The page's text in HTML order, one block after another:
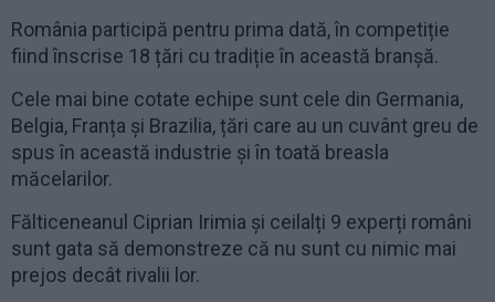
România participă pentru prima dată, în competiție
fiind înscrise 18 țări cu tradiție în această branșă.
Cele mai bine cotate echipe sunt cele din Germania,
Belgia, Franța și Brazilia, țări care au un cuvânt greu de
spus în această industrie și în toată breasla
măcelarilor.
Fălticeneanul Ciprian Irimia și ceilalți 9 experți români
sunt gata să demonstreze că nu sunt cu nimic mai
prejos decât rivalii lor.